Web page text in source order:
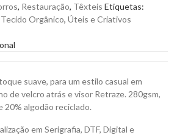
, Restauração, Têxteis Etiquetas:
Tecido Orgânico, Úteis e Criativos
suave, para um estilo casual em
de velcro atrás e visor Retraze. 280gsm,
20% algodão reciclado.
em Serigrafia, DTF, Digital e